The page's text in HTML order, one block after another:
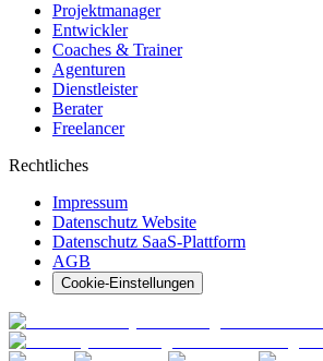
Projektmanager
Entwickler
Coaches & Trainer
Agenturen
Dienstleister
Berater
Freelancer
Rechtliches
Impressum
Datenschutz Website
Datenschutz SaaS-Plattform
AGB
Cookie-Einstellungen